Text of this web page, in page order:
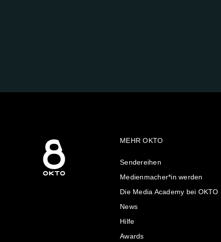
MEHR OKTO
Sendereihen
Medienmacher*in werden
Die Media Academy bei OKTO
News
Hilfe
Awards